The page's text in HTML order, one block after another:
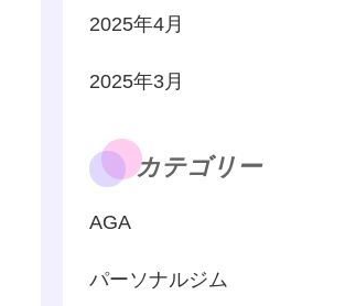
2025年4月
2025年3月
カテゴリー
AGA
パーソナルジム